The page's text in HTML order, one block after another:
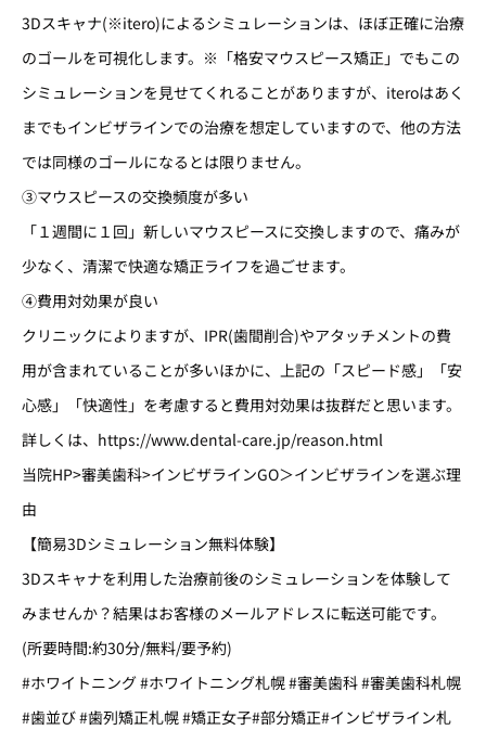
3Dスキャナ(※itero)によるシミュレーションは、ほぼ正確に治療
のゴールを可視化します。※「格安マウスピース矯正」でもこの
シミュレーションを見せてくれることがありますが、iteroはあく
までもインビザラインでの治療を想定していますので、他の方法
では同様のゴールになるとは限りません。
③マウスピースの交換頻度が多い
「１週間に１回」新しいマウスピースに交換しますので、痛みが
少なく、清潔で快適な矯正ライフを過ごせます。
④費用対効果が良い
クリニックによりますが、IPR(歯間削合)やアタッチメントの費
用が含まれていることが多いほかに、上記の「スピード感」「安
心感」「快適性」を考慮すると費用対効果は抜群だと思います。
詳しくは、https://www.dental-care.jp/reason.html
当院HP>審美歯科>インビザラインGO＞インビザラインを選ぶ理
由
【簡易3Dシミュレーション無料体験】
3Dスキャナを利用した治療前後のシミュレーションを体験して
みませんか？結果はお客様のメールアドレスに転送可能です。
(所要時間:約30分/無料/要予約)
#ホワイトニング #ホワイトニング札幌 #審美歯科 #審美歯科札幌
#歯並び #歯列矯正札幌 #矯正女子#部分矯正#インビザライン札